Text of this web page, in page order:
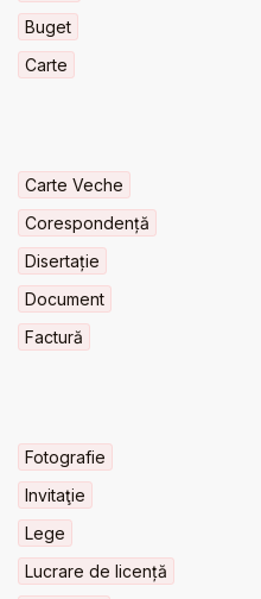
Buget
Carte
Carte Veche
Corespondență
Disertație
Document
Factură
Fotografie
Invitaţie
Lege
Lucrare de licență